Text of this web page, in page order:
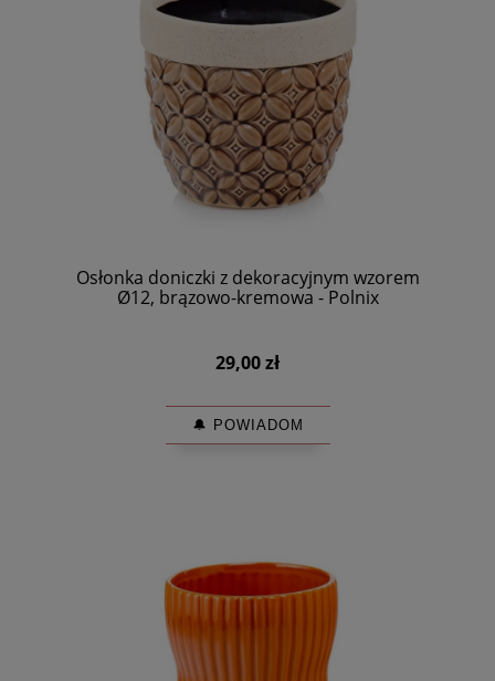
Osłonka doniczki z dekoracyjnym wzorem
Ø12, brązowo-kremowa - Polnix
29,00 zł
🔔 POWIADOM